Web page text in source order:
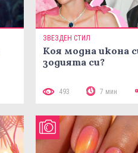
ЗВЕЗДЕН СТИЛ
Коя модна икона
зодията си?
493 7 мин